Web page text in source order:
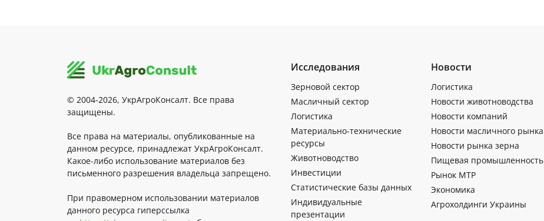
© 2004-2026, УкрАгроКонсалт. Все права
защищены.
Все права на материалы, опубликованные на
данном ресурсе, принадлежат УкрАгроКонсалт.
Какое-либо использование материалов без
письменного разрешения владельца запрещено.
При правомерном использовании материалов
данного ресурса гиперссылка
Исследования
Зерновой сектор
Масличный сектор
Логистика
Материально-технические
ресурсы
Животноводство
Инвестиции
Статистические базы данных
Индивидуальные
презентации
Новости
Логистика
Новости животноводства
Новости компаний
Новости масличного рынка
Новости рынка зерна
Пищевая промышленность
Рынок МТР
Экономика
Агрохолдинги Украины